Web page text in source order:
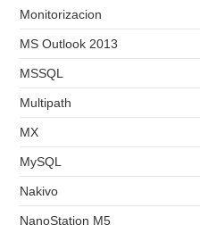
Monitorizacion
MS Outlook 2013
MSSQL
Multipath
MX
MySQL
Nakivo
NanoStation M5